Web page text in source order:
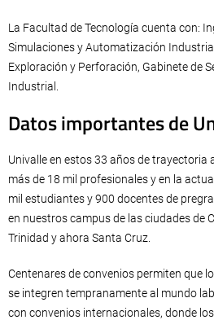
La Facultad de Tecnología cuenta con:
Simulaciones y Automatización
Exploración y Perforación, Gabinete de
Industrial.
Datos importantes de
Univalle en estos 33 años de trayectoria
más de 18 mil profesionales y en la
mil estudiantes y 900 docentes de
en nuestros campus de las ciudades de
Trinidad y ahora Santa Cruz.
Centenares de convenios permiten que
se integren tempranamente al mundo
con convenios internacionales, donde